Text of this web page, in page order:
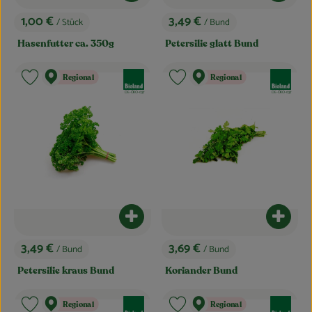
, Preis:
1,00 €/ Stück
Hasenfutter ca. 350g
, Preis:
3,49 €/ Bund
Petersilie glatt Bund
, Preis:
3,49 €/ Bund
Petersilie kraus Bund
Produkt zum Warenkorb hinzufügen
, Kontrollstelle:
DE-ÖKO-037
Regional
Produkt zu Favouriten hinzufügen
, Preis:
3,69 €/ Bund
Koriander Bund
, Kontrollstelle:
DE-ÖKO-037
Regional
Produkt zu Favouriten hinzufügen
Regional
Produkt zu Favouriten hinzufügen Regional
Produkt zu Favouriten hinzufügen